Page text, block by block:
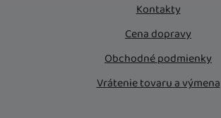
Kontakty
Cena dopravy
Obchodné podmienky
Vrátenie tovaru a výmena